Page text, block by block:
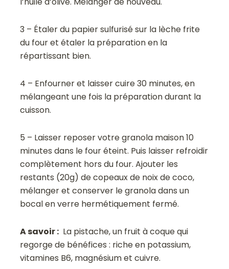
3 – Étaler du papier sulfurisé sur la lèche frite
du four et étaler la préparation en la
répartissant bien.
4 – Enfourner et laisser cuire 30 minutes, en
mélangeant une fois la préparation durant la
cuisson.
5 – Laisser reposer votre granola maison 10
minutes dans le four éteint. Puis laisser refroidir
complètement hors du four. Ajouter les
restants (20g) de copeaux de noix de coco,
mélanger et conserver le granola dans un
bocal en verre hermétiquement fermé.
A savoir : La pistache, un fruit à coque qui
regorge de bénéfices : riche en potassium,
vitamines B6, magnésium et cuivre.